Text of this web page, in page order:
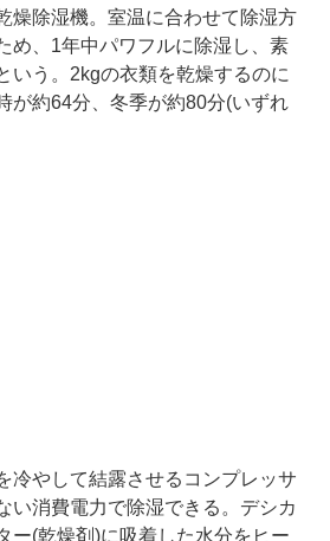
燥除湿機。室温に合わせて除湿方
め、1年中パワフルに除湿し、素
いう。2kgの衣類を乾燥するのに
が約64分、冬季が約80分(いずれ
冷やして結露させるコンプレッサ
い消費電力で除湿できる。デシカ
ー(乾燥剤)に吸着した水分をヒー